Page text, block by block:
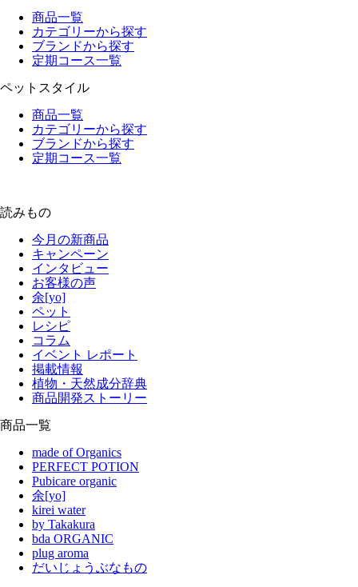
商品一覧
カテゴリーから探す
ブランドから探す
定期コース一覧
ペットスタイル
商品一覧
カテゴリーから探す
ブランドから探す
定期コース一覧
読みもの
今月の新商品
キャンペーン
インタビュー
お客様の声
余[yo]
ペット
レシピ
コラム
イベント レポート
掲載情報
植物・天然成分辞典
商品開発ストーリー
商品一覧
made of Organics
PERFECT POTION
Pubicare organic
余[yo]
kirei water
by Takakura
bda ORGANIC
plug aroma
だいじょうぶなもの